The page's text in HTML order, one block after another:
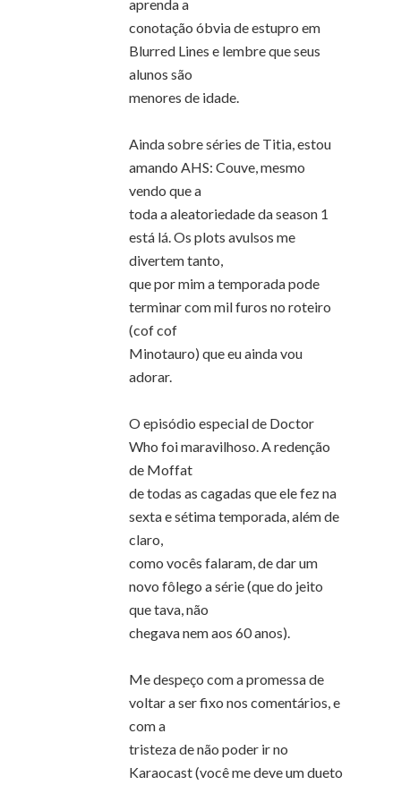
aprenda a
conotação óbvia de estupro em
Blurred Lines e lembre que seus
alunos são
menores de idade.
Ainda sobre séries de Titia, estou
amando AHS: Couve, mesmo
vendo que a
toda a aleatoriedade da season 1
está lá. Os plots avulsos me
divertem tanto,
que por mim a temporada pode
terminar com mil furos no roteiro
(cof cof
Minotauro) que eu ainda vou
adorar.
O episódio especial de Doctor
Who foi maravilhoso. A redenção
de Moffat
de todas as cagadas que ele fez na
sexta e sétima temporada, além de
claro,
como vocês falaram, de dar um
novo fôlego a série (que do jeito
que tava, não
chegava nem aos 60 anos).
Me despeço com a promessa de
voltar a ser fixo nos comentários, e
com a
tristeza de não poder ir no
Karaocast (você me deve um dueto